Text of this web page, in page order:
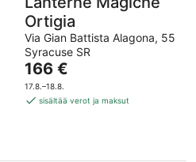
Ortigia
Via Gian Battista Alagona, 55
Syracuse SR
Hinta
on
166 €
166 €
17.8.–18.8.
sisältää verot ja maksut